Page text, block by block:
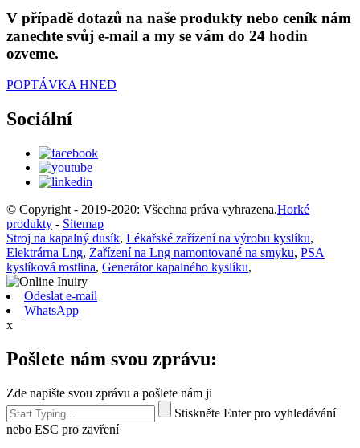
V případě dotazů na naše produkty nebo ceník nám
zanechte svůj e-mail a my se vám do 24 hodin
ozveme.
POPTÁVKA HNED
Sociální
© Copyright - 2019-2020: Všechna práva vyhrazena.Horké
produkty - Sitemap
Stroj na kapalný dusík, Lékařské zařízení na výrobu kyslíku,
Elektrárna Lng, Zařízení na Lng namontované na smyku, PSA
kyslíková rostlina, Generátor kapalného kyslíku,
Odeslat e-mail
WhatsApp
x
Pošlete nám svou zprávu:
Zde napište svou zprávu a pošlete nám ji
Stiskněte Enter pro vyhledávání
nebo ESC pro zavření